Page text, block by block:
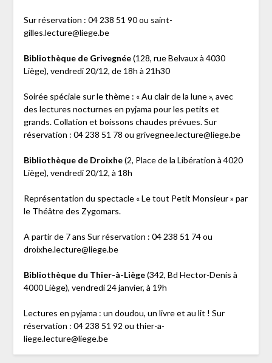
Sur réservation : 04 238 51 90 ou saint-
gilles.lecture@liege.be
Bibliothèque de Grivegnée(128, rue Belvaux à 4030
Liège), vendredi 20/12, de 18h à 21h30
Soirée spéciale sur le thème : « Au clair de la lune », avec
des lectures nocturnes en pyjama pour les petits et
grands. Collation et boissons chaudes prévues. Sur
réservation : 04 238 51 78 ou grivegnee.lecture@liege.be
Bibliothèque de Droixhe(2, Place de la Libération à 4020
Liège), vendredi 20/12, à 18h
Représentation du spectacle « Le tout Petit Monsieur » par
le Théâtre des Zygomars.
A partir de 7 ans Sur réservation : 04 238 51 74 ou
droixhe.lecture@liege.be
Bibliothèque du Thier-à-Liège(342, Bd Hector-Denis à
4000 Liège), vendredi 24 janvier, à 19h
Lectures en pyjama : un doudou, un livre et au lit ! Sur
réservation : 04 238 51 92 ou thier-a-
liege.lecture@liege.be